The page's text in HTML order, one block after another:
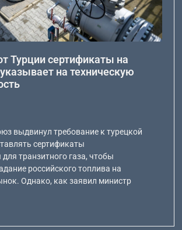
Турции сертификаты на
на техническую
выдвинул требование к турецкой
сертификаты
транзитного газа, чтобы
российского топлива на
Однако, как заявил министр